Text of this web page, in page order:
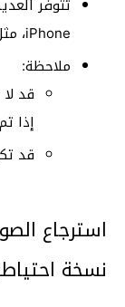
تتوفر
iPhone، مثل iMyFone D-Back و PhoneRescue.
ملاحظة:
قد
إذا
قد
استرجاع
نسخة